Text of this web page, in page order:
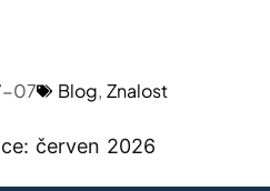
07 Blog,Znalost
červen 2026